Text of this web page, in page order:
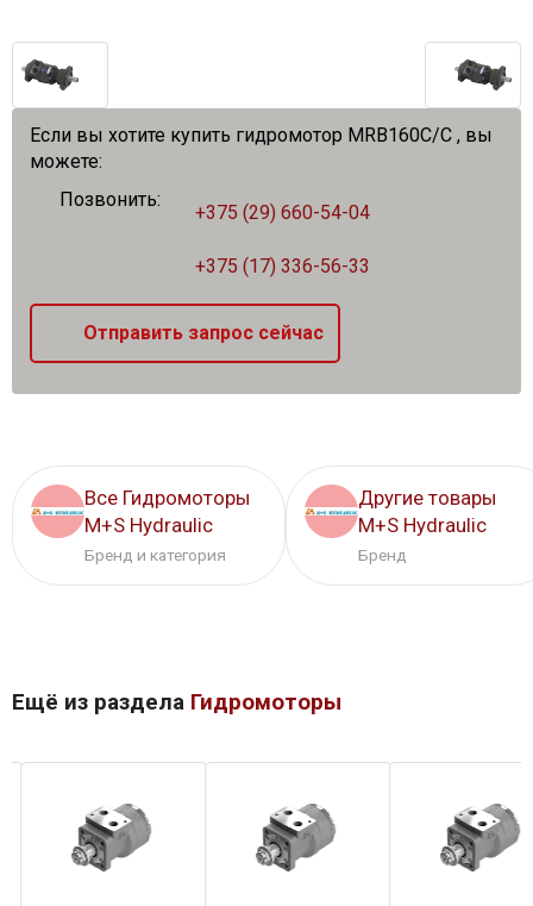
Если вы хотите купить гидромотор MRB160C/C , вы
можете:
Позвонить:
+375 (29) 660-54-04
+375 (17) 336-56-33
Отправить запрос сейчас
Все Гидромоторы
M+S Hydraulic
Бренд и категория
Другие товары
M+S Hydraulic
Бренд
Ещё из раздела Гидромоторы